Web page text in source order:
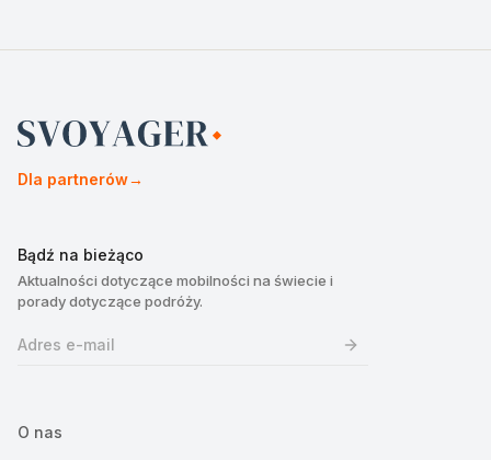
Dla partnerów→
Bądź na bieżąco
Aktualności dotyczące mobilności na świecie i
porady dotyczące podróży.
O nas